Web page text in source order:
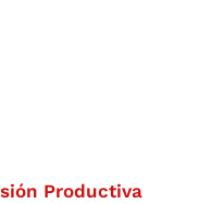
Productiva